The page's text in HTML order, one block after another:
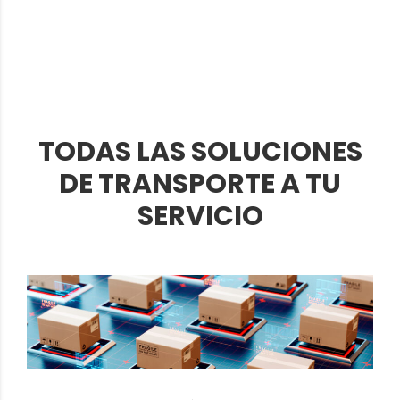
TODAS LAS SOLUCIONES
DE TRANSPORTE A TU
SERVICIO